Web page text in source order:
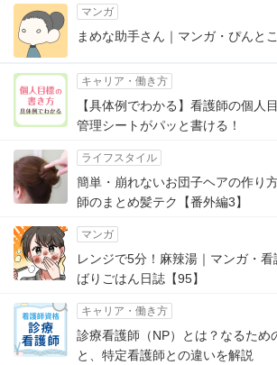
マンガ
まめな助手さん｜マンガ・ぴんと
キャリア・働き方
【具体例でわかる】看護師の個人
管理シートがパッと書ける！
ライフスタイル
簡単・崩れないお団子ヘアの作り
師のまとめ髪テク【番外編3】
マンガ
レンジで5分！麻辣湯｜マンガ・
ばりごはん日誌【95】
キャリア・働き方
診療看護師（NP）とは？なるため
と、特定看護師との違いを解説